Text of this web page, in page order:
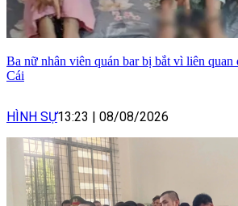
Ba nữ nhân viên quán bar bị bắt vì liên
Cái
HÌNH SỰ13:23 08/08/2026